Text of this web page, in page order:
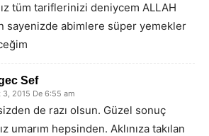
tüm tariflerinizi deniycem ALLAH
sayenizde abimlere süper yemekler
Sef
3, 2015 De 6:55 am
de razı olsun. Güzel sonuç
umarım hepsinden. Aklınıza takılan